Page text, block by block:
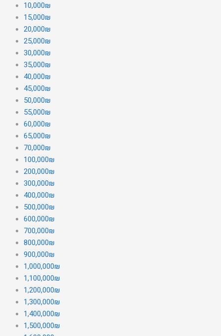
10,000₪
15,000₪
20,000₪
25,000₪
30,000₪
35,000₪
40,000₪
45,000₪
50,000₪
55,000₪
60,000₪
65,000₪
70,000₪
100,000₪
200,000₪
300,000₪
400,000₪
500,000₪
600,000₪
700,000₪
800,000₪
900,000₪
1,000,000₪
1,100,000₪
1,200,000₪
1,300,000₪
1,400,000₪
1,500,000₪